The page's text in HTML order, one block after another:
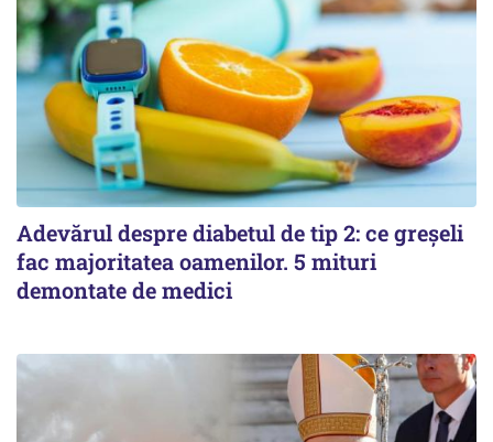
Adevărul despre diabetul de tip 2: ce greșeli
fac majoritatea oamenilor. 5 mituri
demontate de medici